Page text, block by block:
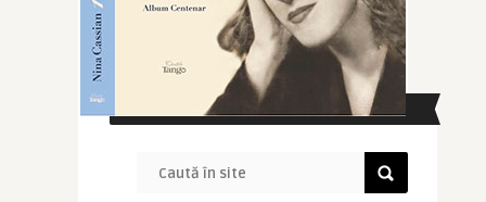
CAUTĂ ÎN SITE